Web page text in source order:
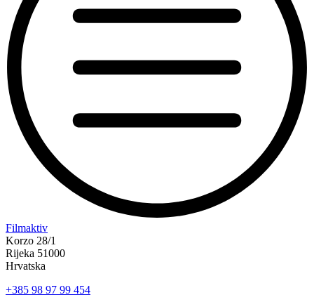
“Koke
svima
—
inkluzivna
svima
Filmaktiv
Korzo 28/1
Rijeka 51000
Hrvatska
+385 98 97 99 454